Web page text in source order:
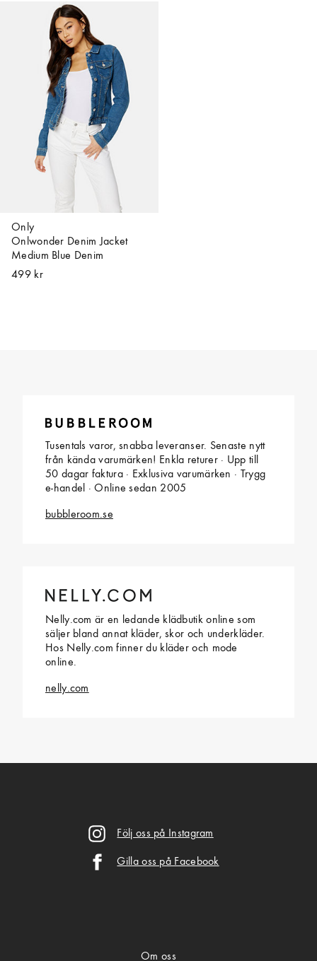
Only
Onlwonder Denim Jacket
Medium Blue Denim
499 kr
Tusentals varor, snabba leveranser. Senaste nytt
från kända varumärken! Enkla returer · Upp till
50 dagar faktura · Exklusiva varumärken · Trygg
e-handel · Online sedan 2005
bubbleroom.se
Nelly.com är en ledande klädbutik online som
säljer bland annat kläder, skor och underkläder.
Hos Nelly.com finner du kläder och mode
online.
nelly.com
Följ oss på Instagram
Gilla oss på Facebook
Om oss